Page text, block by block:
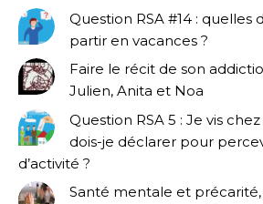
Question RSA #14 :
partir en vacances ?
Faire le récit de son
Julien, Anita et Noa
Question RSA 5 : Je vis
dois-je déclarer pour
d’activité ?
Santé mentale et précarité,